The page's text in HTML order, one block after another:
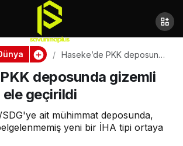
Haseke’de PKK deposunda
geçirildi
PKK deposunda gizemli
ele geçirildi
ait mühimmat deposunda,
yeni bir İHA tipi ortaya
Paylaş